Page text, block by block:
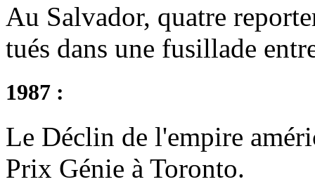
Au Salvador, quatre
tués dans une fusillade
1987 :
Le Déclin de l'empire
Prix Génie à Toronto.